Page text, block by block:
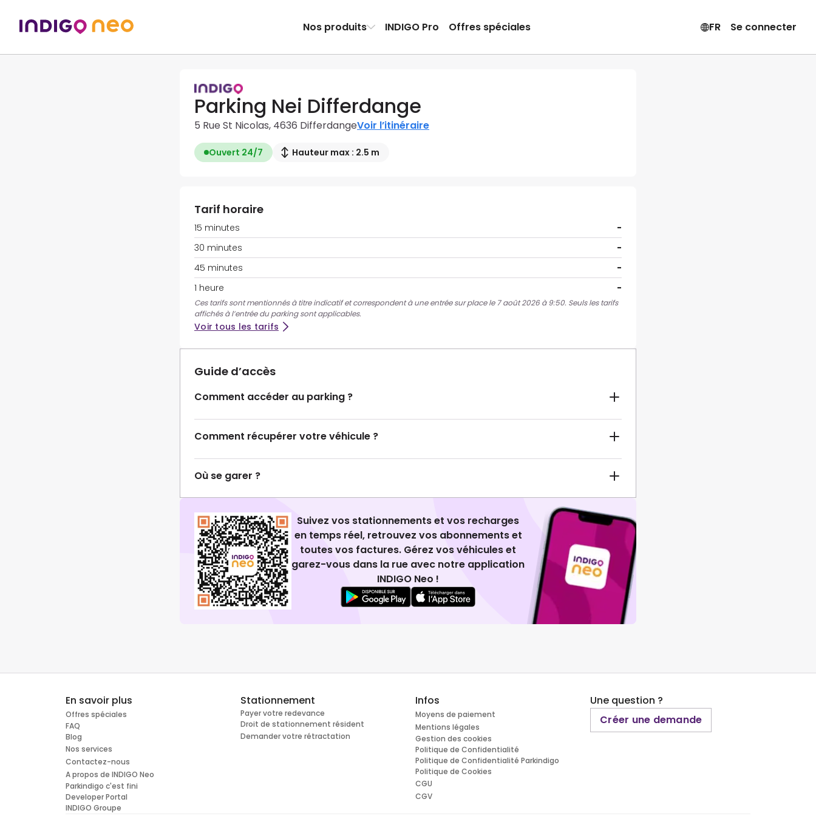
Nos produits INDIGO Pro Offres spéciales FR Se connecter
Parking Nei Differdange
5 Rue St Nicolas, 4636 DifferdangeVoir l’itinéraire
Ouvert 24/7 Hauteur max : 2.5 m
Tarif horaire
15 minutes
-
30 minutes
-
45 minutes
-
1 heure
-
Ces tarifs sont mentionnés à titre indicatif et correspondent à une entrée sur place le 7 août 2026 à 9:50. Seuls les tarifs
affichés à l’entrée du parking sont applicables.
Voir tous les tarifs
Guide d’accès
Comment accéder au parking ?
Comment récupérer votre véhicule ?
Où se garer ?
Suivez vos stationnements et vos recharges
en temps réel, retrouvez vos abonnements et
toutes vos factures. Gérez vos véhicules et
garez-vous dans la rue avec notre application
INDIGO Neo !
En savoir plus
Offres spéciales
FAQ
Blog
Nos services
Contactez-nous
A propos de INDIGO Neo
Parkindigo c'est fini
Developer Portal
INDIGO Groupe
Stationnement
Payer votre redevance
Droit de stationnement résident
Demander votre rétractation
Infos
Moyens de paiement
Mentions légales
Gestion des cookies
Politique de Confidentialité
Politique de Confidentialité Parkindigo
Politique de Cookies
CGU
CGV
Une question ?
Créer une demande